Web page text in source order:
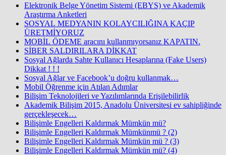
Elektronik Belge Yönetim Sistemi (EBYS) ve Akademik
Araştırma Anketleri
SOSYAL MEDYANIN KOLAYCILIĞINA KAÇIP
ÜRETMİYORUZ
MOBİL ÖDEME aracını kullanmıyorsanız KAPATIN.
SİBER SALDIRILARA DİKKAT
Sosyal Ağlarda Sahte Kullanıcı Hesaplarına (Fake Users)
Dikkat ! ! !
Sosyal Ağlar ve Facebook’u doğru kullanmak…
Mobil Öğrenme için Atılan Adımlar
Bilişim Teknolojileri ve Yazılımlarında Erişilebilirlik
Akademik Bilişim 2015, Anadolu Üniversitesi ev sahipliğinde
gerçekleşecek…
Bilişimle Engelleri Kaldırmak Mümkün mü?
Bilişimle Engelleri Kaldırmak Mümkünmü ? (2)
Bilişimle Engelleri Kaldırmak Mümkün mü ? (3)
Bilişimle Engelleri Kaldırmak Mümkün mü? (4)